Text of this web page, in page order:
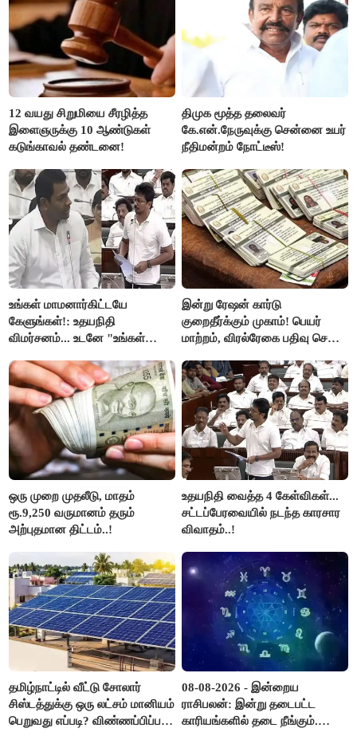
12 வயது சிறுமியை சீரழித்த
இளைஞருக்கு 10 ஆண்டுகள்
கடுங்காவல் தண்டனை!
திமுக மூத்த தலைவர்
கே.என்.நேருவுக்கு சென்னை உயர்
நீதிமன்றம் நோட்டீஸ்!
உங்கள் மாமனார்கிட்டயே
கேளுங்கள்!: உதயநிதி
விமர்சனம்... உடனே "உங்கள்
ஆதவ் அர்ஜுனா பதிலடி!
இன்று ரேஷன் கார்டு
குறைதீர்க்கும் முகாம்! பெயர்
மாற்றம், விரல்ரேகை பதிவு செய்ய
ஒரு முறை முதலீடு, மாதம்
ரூ.9,250 வருமானம் தரும்
அற்புதமான திட்டம்..!
உதயநிதி வைத்த 4 கேள்விகள்...
சட்டப்பேரவையில் நடந்த காரசார
விவாதம்..!
தமிழ்நாட்டில் வீட்டு சோலார்
சிஸ்டத்துக்கு ஒரு லட்சம் மானியம்
பெறுவது எப்படி? விண்ணப்பிப்பது
08-08-2026 - இன்றைய
ராசிபலன்: இன்று தடைபட்ட
காரியங்களில் தடை நீங்கும்.